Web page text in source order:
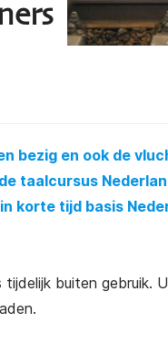
bezig en ook de
taalcursus
korte tijd basis
tijdelijk buiten gebruik.